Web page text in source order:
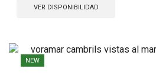
VER DISPONIBILIDAD
NEW